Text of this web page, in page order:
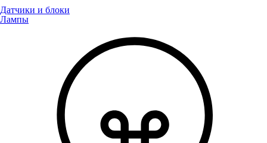
Датчики и блоки
Лампы